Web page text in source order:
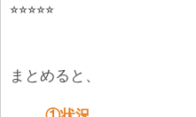
⭐︎⭐︎⭐︎⭐︎⭐︎
まとめると、